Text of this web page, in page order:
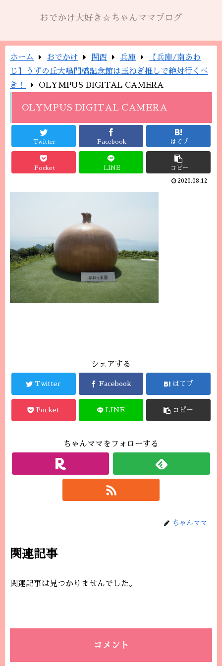
おでかけ大好き☆ちゃんママブログ
ホーム おでかけ 関西 兵庫
【兵庫/南あわ
じ】うずの丘大鳴門橋記念館は玉ねぎ推しで絶対行くべ
き！
OLYMPUS DIGITAL CAMERA
OLYMPUS DIGITAL CAMERA
Twitter Facebook はてブ
Pocket LINE コピー
2020.08.12
シェアする
Twitter Facebook はてブ
Pocket LINE コピー
ちゃんママをフォローする
ちゃんママ
関連記事
関連記事は見つかりませんでした。
コメント